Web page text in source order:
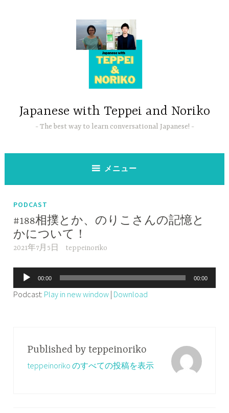
Japanese with Teppei and Noriko
The best way to learn conversational Japanese!
メニュー
PODCAST
#188相撲とか、のりこさんの記憶と
かについて！
2021年7月5日 teppeinoriko
声
プ
00:00 00:00
Podcast: Play in new window | Download
Published by teppeinoriko
teppeinoriko のすべての投稿を表示